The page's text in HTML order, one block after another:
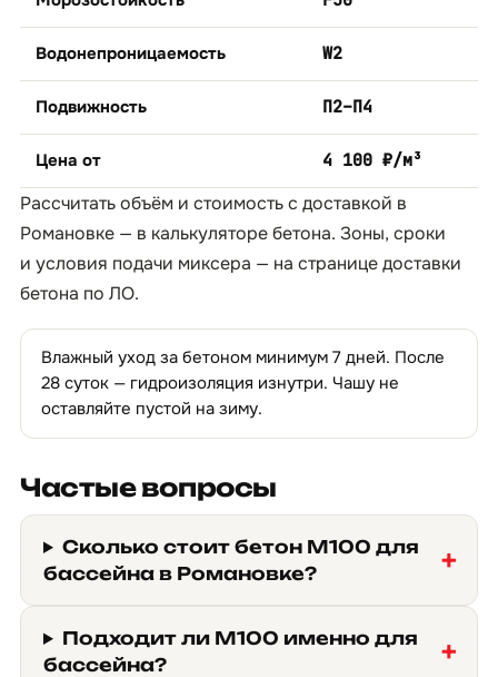
Водонепроницаемость W2
Подвижность П2–П4
Цена от 4 100 ₽/м³
Рассчитать объём и стоимость с доставкой в
Романовке — в калькуляторе бетона. Зоны, сроки
и условия подачи миксера — на страницедоставки
бетона по ЛО.
Влажный уход за бетоном минимум 7 дней. После
28 суток — гидроизоляция изнутри. Чашу не
оставляйте пустой на зиму.
Частые вопросы
Сколько стоит бетон М100 для
бассейна в Романовке?
Подходит ли М100 именно для
бассейна?